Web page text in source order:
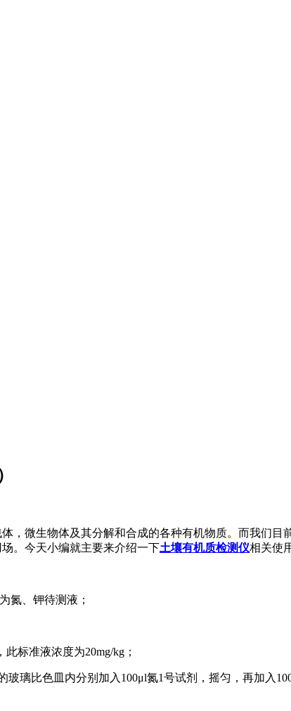
，微生物体及其分解和合成的各种有机物质。而我们目
。今天小编就主要来介绍一下土壤有机质检测仪相关使
氮、钾待测液；
标准液浓度为20mg/kg；
璃比色皿内分别加入100μl氮1号试剂，摇匀，再加入